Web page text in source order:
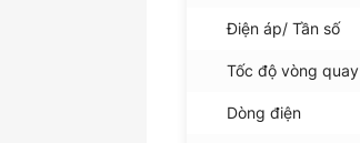
Điện áp/ Tần số
Tốc độ vòng quay
Dòng điện